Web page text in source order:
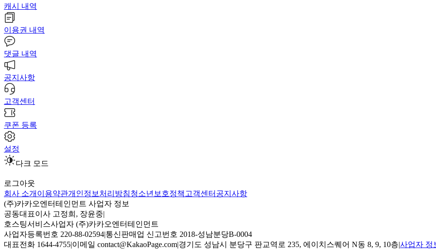
캐시 내역
이용권 내역
댓글 내역
공지사항
고객센터
쿠폰 등록
설정
다크 모드
로그아웃
회사 소개 이용약관개인정보처리방침청소년보호정책 고객센터 공지사항
(주)카카오엔터테인먼트 사업자 정보
공동대표이사 고정희, 장윤중|
호스팅서비스사업자 (주)카카오엔터테인먼트
사업자등록번호 220-88-02594|통신판매업 신고번호 2018-성남분당B-0004
대표전화 1644-4755|이메일 contact@KakaoPage.com|경기도 성남시 분당구 판교역로 235, 에이치스퀘어 N동 8, 9, 10층|사업자 정